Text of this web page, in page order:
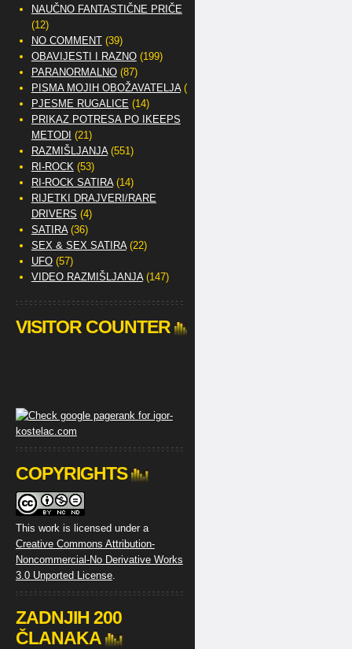
NAUČNO FANTASTIČNE PRIČE
(12)
NO COMMENT(39)
OBAVIJESTI I RAZNO(199)
PARANORMALNO(87)
PISMA MOJIH OBOŽAVATELJA(2)
PJESME RUGALICE (14)
PRIKAZ POTRESA PO IKEEPS
METODI (21)
RAZMIŠLJANJA(551)
RI-ROCK(53)
RI-ROCK SATIRA(14)
RIJETKI DRAJVERI/RARE
DRIVERS (4)
SATIRA(36)
SEX & SEX SATIRA(22)
UFO(57)
VIDEO RAZMIŠLJANJA(147)
VISITOR COUNTER
COPYRIGHTS
This work is licensed under a
Creative Commons Attribution-
Noncommercial-No Derivative Works
3.0 Unported License.
ZADNJIH 200
ČLANAKA